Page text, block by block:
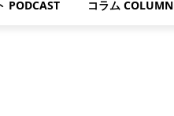
PODCAST コラム COLUMN